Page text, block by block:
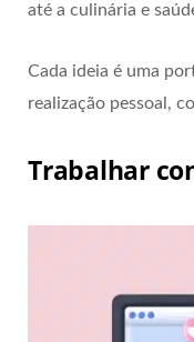
até a culinária e
Cada ideia é uma
realização pessoal,
Trabalhar